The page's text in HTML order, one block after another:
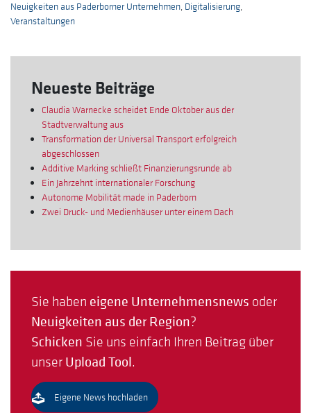
Neuigkeiten aus Paderborner Unternehmen, Digitalisierung,
Veranstaltungen
Neueste Beiträge
Claudia Warnecke scheidet Ende Oktober aus der
Stadtverwaltung aus
Transformation der Universal Transport erfolgreich
abgeschlossen
Additive Marking schließt Finanzierungsrunde ab
Ein Jahrzehnt internationaler Forschung
Autonome Mobilität made in Paderborn
Zwei Druck- und Medienhäuser unter einem Dach
Sie haben eigene Unternehmensnews oder
Neuigkeiten aus der Region?
Schicken Sie uns einfach Ihren Beitrag über
unser Upload Tool.
Eigene News hochladen